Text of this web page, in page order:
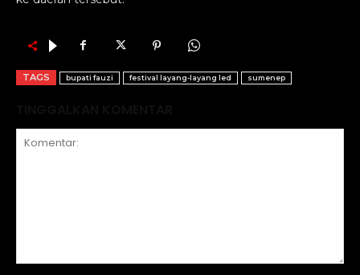
TAGS bupati fauzi festival layang-layang led sumenep